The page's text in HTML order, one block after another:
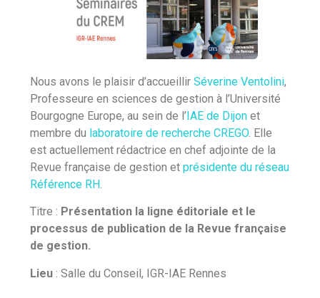
Nous avons le plaisir d’accueillirSéverine Ventolini,
Professeure en sciences de gestion à l’Université
Bourgogne Europe, au sein de l’IAE de Dijon et
membre du laboratoire de recherche CREGO. Elle
est actuellement rédactrice en chef adjointe de la
Revue française de gestion etprésidente du réseau
Référence RH.
Titre : Présentation la ligne éditoriale et le
processus de publication de la Revue française
de gestion.
Lieu : Salle du Conseil, IGR-IAE Rennes